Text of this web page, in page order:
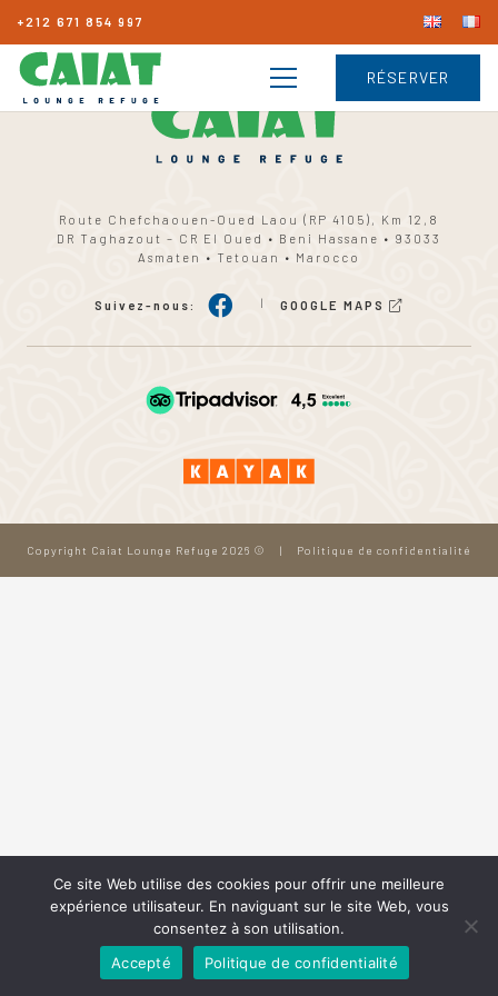
+212 671 854 997
RÉSERVER
Route Chefchaouen-Oued Laou (RP 4105), Km 12,8
DR Taghazout – CR El Oued • Beni Hassane • 93033
Asmaten • Tetouan • Marocco
Suivez-nous: | GOOGLE MAPS
Copyright Caiat Lounge Refuge 2026 © | Politique de confidentialité
Ce site Web utilise des cookies pour offrir une meilleure
expérience utilisateur. En naviguant sur le site Web, vous
consentez à son utilisation.
Accepté
Politique de confidentialité